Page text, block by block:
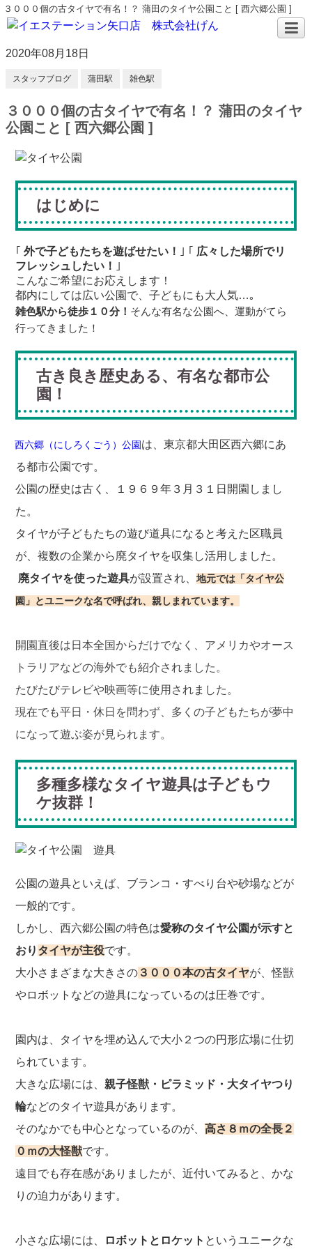
３０００個の古タイヤで有名！？ 蒲田のタイヤ公園こと [ 西六郷公園 ]
2020年08月18日
スタッフブログ 蒲田駅 雑色駅
３０００個の古タイヤで有名！？ 蒲田のタイヤ
公園こと [ 西六郷公園 ]
はじめに
｢外で子どもたちを遊ばせたい！ ｣ ｢ 広々した場所でリ
フレッシュしたい！ ｣
こんなご希望にお応えします！
都内にしては広い公園で、子どもにも大人気…｡
雑色駅から徒歩１０分！ そんな有名な公園へ、運動がてら
行ってきました！
古き良き歴史ある、有名な都市公
園！
西六郷（にしろくごう）公園は、東京都大田区西六郷にあ
る都市公園です。
公園の歴史は古く、１９６９年３月３１日開園しまし
た。
タイヤが子どもたちの遊び道具になると考えた区職員
が、複数の企業から廃タイヤを収集し活用しました。
廃タイヤを使った遊具が設置され、地元では「タイヤ公
園」とユニークな名で呼ばれ、親しまれています。
開園直後は日本全国からだけでなく、アメリカやオース
トラリアなどの海外でも紹介されました。
たびたびテレビや映画等に使用されました。
現在でも平日・休日を問わず、多くの子どもたちが夢中
になって遊ぶ姿が見られます。
多種多様なタイヤ遊具は子どもウ
ケ抜群！
公園の遊具といえば、ブランコ・すべり台や砂場などが
一般的です。
しかし、西六郷公園の特色は愛称のタイヤ公園が示すと
おり タイヤが主役です。
大小さまざまな大きさの ３０００本の古タイヤが、怪獣
やロボットなどの遊具になっているのは圧巻です。
園内は、タイヤを埋め込んで大小２つの円形広場に仕切
られています。
大きな広場には、親子怪獣・ピラミッド・大タイヤつり
輪などのタイヤ遊具があります。
そのなかでも中心となっているのが、高さ８ｍの全長２
０ｍの大怪獣です。
遠目でも存在感がありましたが、近付いてみると、かな
りの迫力があります。
小さな広場には、 ロボットとロケット というユニークな